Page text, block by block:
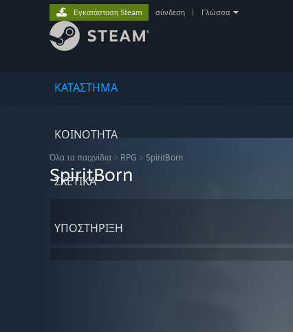
ΚΑΤΑΣΤΗΜΑ
ΚΟΙΝΟΤΗΤΑ
ΣΧΕΤΙΚΆ
ΥΠΟΣΤΗΡΙΞΗ
Εγκατάσταση Steam σύνδεση Γλώσσα
Όλα τα παιχνίδια > RPG > SpiritBorn
SpiritBorn